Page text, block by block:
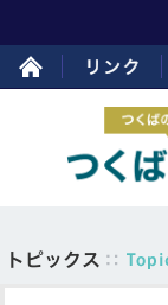
ホーム リンク